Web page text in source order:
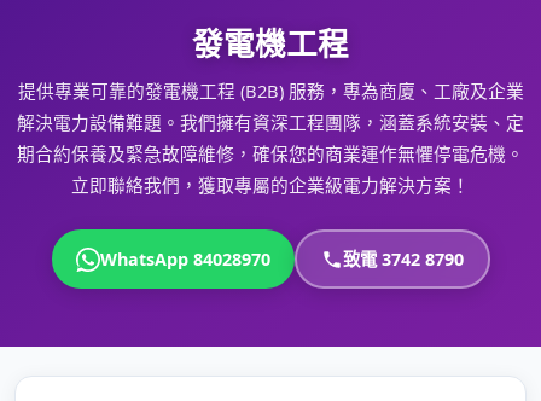
發電機工程
提供專業可靠的發電機工程 (B2B) 服務，專為商廈、工廠及企業
解決電力設備難題。我們擁有資深工程團隊，涵蓋系統安裝、定
期合約保養及緊急故障維修，確保您的商業運作無懼停電危機。
立即聯絡我們，獲取專屬的企業級電力解決方案！
WhatsApp 84028970 致電 3742 8790